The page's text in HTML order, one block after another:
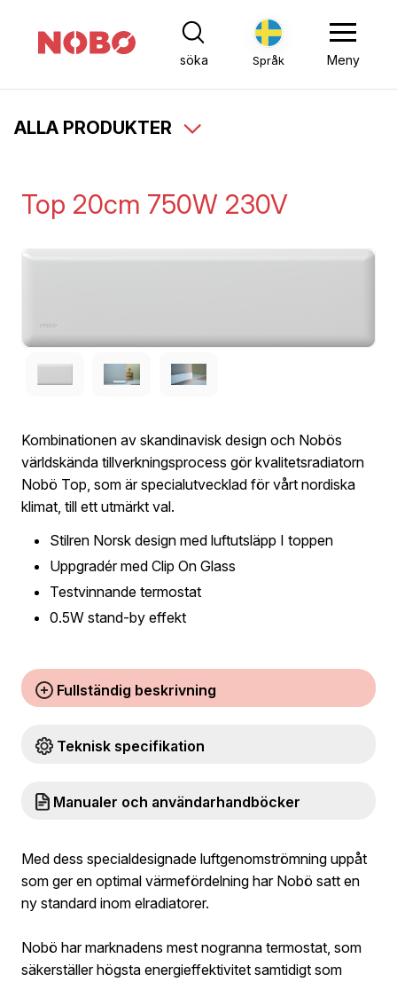
söka Språk Meny
ALLA PRODUKTER
Top 20cm 750W 230V
Kombinationen av skandinavisk design och Nobös
världskända tillverkningsprocess gör kvalitetsradiatorn
Nobö Top, som är specialutvecklad för vårt nordiska
klimat, till ett utmärkt val.
Stilren Norsk design med luftutsläpp I toppen
Uppgradér med Clip On Glass
Testvinnande termostat
0.5W stand-by effekt
Fullständig beskrivning
Teknisk specifikation
Manualer och användarhandböcker
Med dess specialdesignade luftgenomströmning uppåt
som ger en optimal värmefördelning har Nobö satt en
ny standard inom elradiatorer.
Nobö har marknadens mest nogranna termostat, som
säkerställer högsta energieffektivitet samtidigt som